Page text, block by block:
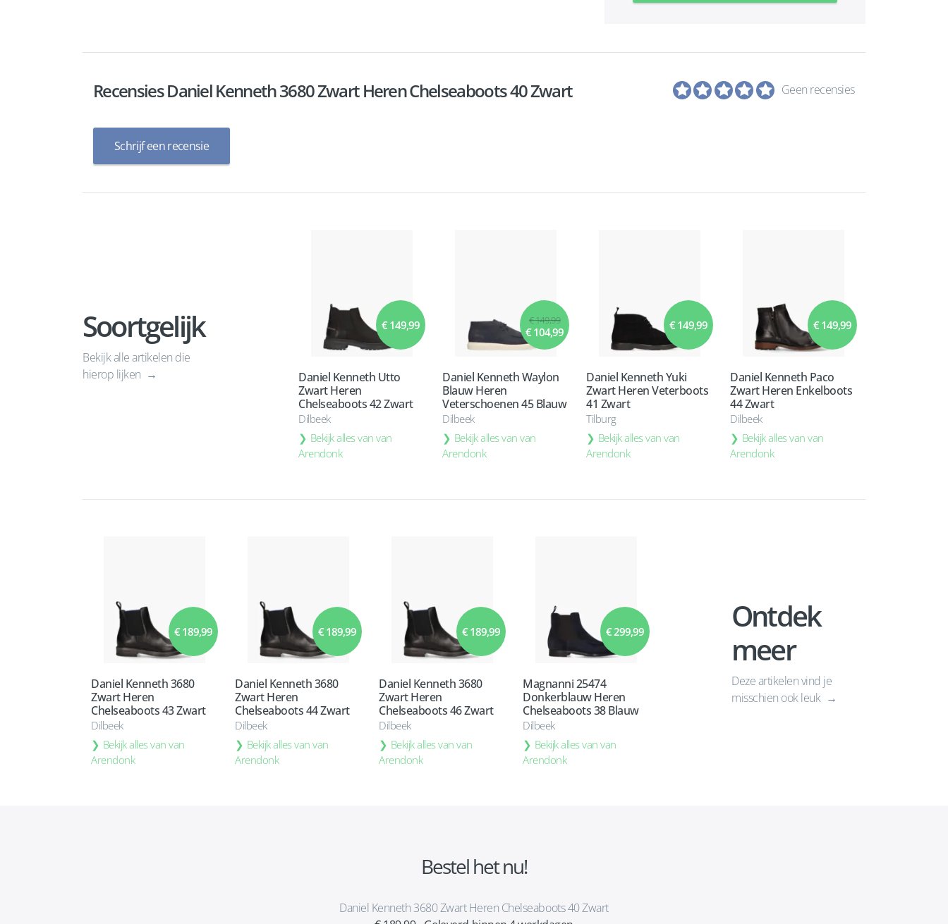
Recensies Daniel Kenneth 3680 Zwart Heren Chelseaboots 40 Zwart Geen recensies
Schrijf een recensie
Soortgelijk
Bekijk alle artikelen die
hierop lijken
€ 149,99
Daniel Kenneth Utto
Zwart Heren
Chelseaboots 42 Zwart
Dilbeek
Bekijk alles van van
Arendonk
€ 149,99
€ 104,99
Daniel Kenneth Waylon
Blauw Heren
Veterschoenen 45 Blauw
Dilbeek
Bekijk alles van van
Arendonk
€ 149,99
Daniel Kenneth Yuki
Zwart Heren Veterboots
41 Zwart
Tilburg
Bekijk alles van van
Arendonk
€ 149,99
Daniel Kenneth Paco
Zwart Heren Enkelboots
44 Zwart
Dilbeek
Bekijk alles van van
Arendonk
€ 189,99
Daniel Kenneth 3680
Zwart Heren
Chelseaboots 43 Zwart
Dilbeek
Bekijk alles van van
Arendonk
€ 189,99
Daniel Kenneth 3680
Zwart Heren
Chelseaboots 44 Zwart
Dilbeek
Bekijk alles van van
Arendonk
€ 189,99
Daniel Kenneth 3680
Zwart Heren
Chelseaboots 46 Zwart
Dilbeek
Bekijk alles van van
Arendonk
€ 299,99
Magnanni 25474
Donkerblauw Heren
Chelseaboots 38 Blauw
Dilbeek
Bekijk alles van van
Arendonk
Ontdek
meer
Deze artikelen vind je
misschien ook leuk
Bestel het nu!
Daniel Kenneth 3680 Zwart Heren Chelseaboots 40 Zwart